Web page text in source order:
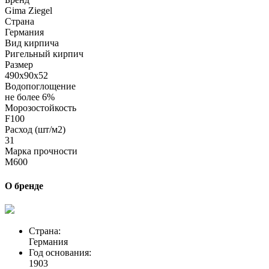
Gima Ziegel
Страна
Германия
Вид кирпича
Ригельный кирпич
Размер
490х90х52
Водопоглощение
не более 6%
Морозостойкость
F100
Расход (шт/м2)
31
Марка прочности
M600
О бренде
Страна:
Германия
Год основания:
1903